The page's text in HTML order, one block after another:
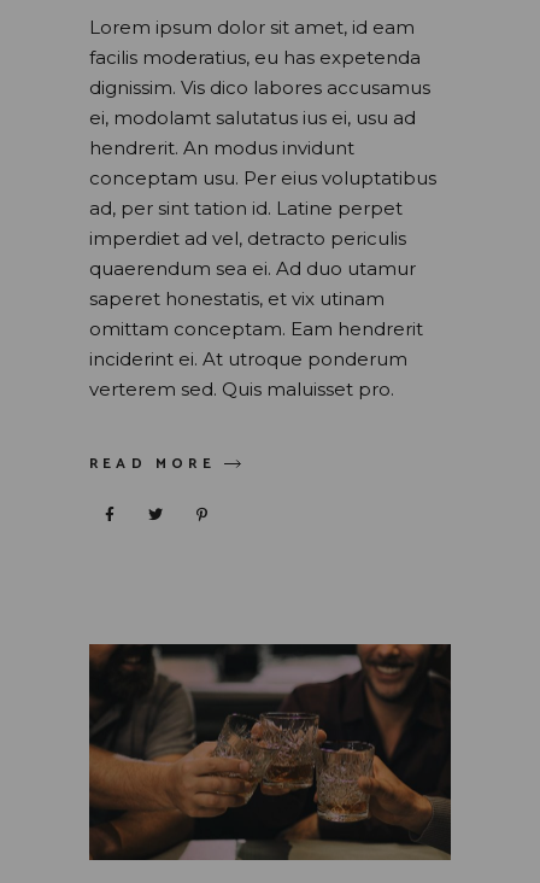
Lorem ipsum dolor sit amet, id eam
facilis moderatius, eu has expetenda
dignissim. Vis dico labores accusamus
ei, modolamt salutatus ius ei, usu ad
hendrerit. An modus invidunt
conceptam usu. Per eius voluptatibus
ad, per sint tation id. Latine perpet
imperdiet ad vel, detracto periculis
quaerendum sea ei. Ad duo utamur
saperet honestatis, et vix utinam
omittam conceptam. Eam hendrerit
inciderint ei. At utroque ponderum
verterem sed. Quis maluisset pro.
READ MORE